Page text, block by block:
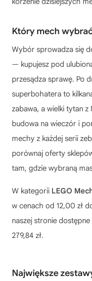
Który mech
Wybór sprowadza się
— kupujesz pod
przesądza sprawę. Po
superbohatera to
zabawa, a wielki tytan
budowa na wieczór i
mechy z każdej serii
porównaj oferty
tam, gdzie wybraną
W kategorii LEGO
w cenach od 12,00 zł
naszej stronie
279,84 zł.
Największe